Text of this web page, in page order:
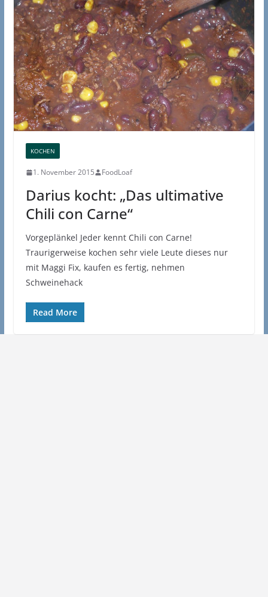
KOCHEN
1. November 2015 FoodLoaf
Darius kocht: „Das ultimative
Chili con Carne“
Vorgeplänkel Jeder kennt Chili con Carne!
Traurigerweise kochen sehr viele Leute dieses nur
mit Maggi Fix, kaufen es fertig, nehmen
Schweinehack
Read More